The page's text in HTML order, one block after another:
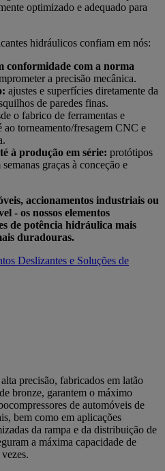
optimizado e adequado para
hidráulicos confiam em nós:
conformidade com a norma
a precisão mecânica.
ajustes e superfícies diretamente da
de paredes finas.
o fabrico de ferramentas e
ao torneamento/fresagem CNC e
à produção em série: protótipos
graças à conceção e
accionamentos industriais ou
- os nossos elementos
de potência hidráulica mais
duradouras.
Deslizantes e Soluções de
precisão, fabricados em latão
bronze, garantem o máximo
de automóveis de
bem como em aplicações
da rampa e da distribuição de
a máxima capacidade de